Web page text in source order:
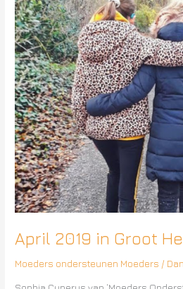
April 2019 in Groot
Moeders ondersteunen Moeders /